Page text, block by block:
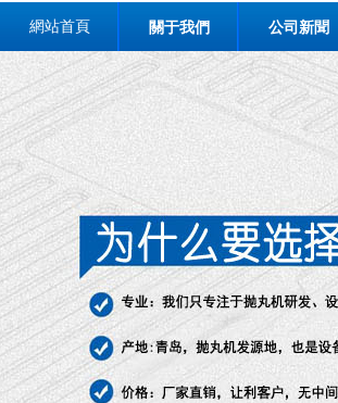
網站首頁 關于我們 公司新聞